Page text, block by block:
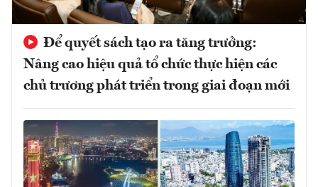
Để quyết sách tạo ra tăng trưởng:
Nâng cao hiệu quả tổ chức thực hiện các
chủ trương phát triển trong giai đoạn mới